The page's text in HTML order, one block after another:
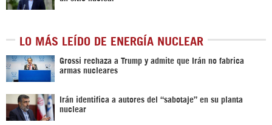
LO MÁS LEÍDO DE ENERGÍA NUCLEAR
Grossi rechaza a Trump y admite que Irán no fabrica
armas nucleares
Irán identifica a autores del “sabotaje” en su planta
nuclear